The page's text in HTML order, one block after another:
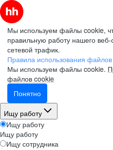
Мы используем файлы cookie,
правильную работу нашего веб-
сетевой трафик.
Правила использования
Мы используем файлы cookie.
файлов cookie
Понятно
Ищу работу
Ищу работу
Ищу работу
Ищу сотрудника